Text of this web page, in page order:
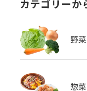
カテゴリーか